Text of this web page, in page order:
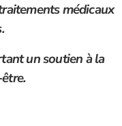
médicaux
un soutien à la